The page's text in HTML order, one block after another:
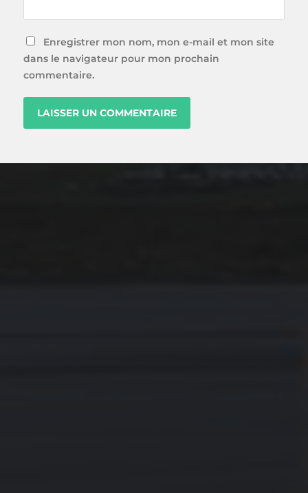
Enregistrer mon nom, mon e-mail et mon site
dans le navigateur pour mon prochain
commentaire.